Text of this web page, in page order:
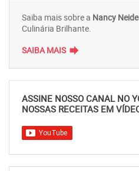
Saiba mais sobre a Nancy Neide
Culinária Brilhante.
SAIBA MAIS forward
ASSINE NOSSO CANAL NO
NOSSAS RECEITAS EM